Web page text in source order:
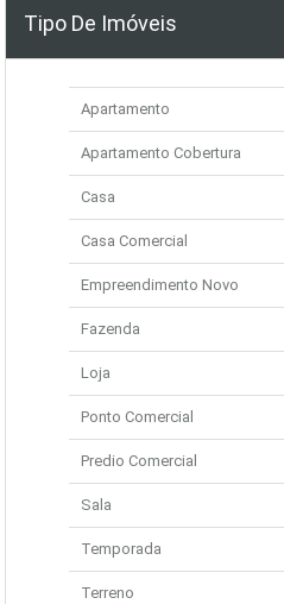
Tipo De Imóveis
Apartamento
Apartamento Cobertura
Casa
Casa Comercial
Empreendimento Novo
Fazenda
Loja
Ponto Comercial
Predio Comercial
Sala
Temporada
Terreno